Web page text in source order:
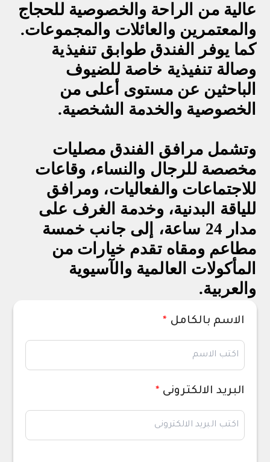
عالية من الراحة والخصوصية للحجاج
والمعتمرين والعائلات والمجموعات.
كما يوفر الفندق طوابق تنفيذية
وصالة تنفيذية خاصة للضيوف
الباحثين عن مستوى أعلى من
الخصوصية والخدمة الشخصية.
وتشمل مرافق الفندق مصليات
مخصصة للرجال والنساء، وقاعات
للاجتماعات والفعاليات، ومرافق
للياقة البدنية، وخدمة الغرف على
مدار 24 ساعة، إلى جانب خمسة
مطاعم ومقاه تقدم خيارات من
المأكولات العالمية والآسيوية
والعربية.
الاسم بالكامل *
البريد الالكترونى *